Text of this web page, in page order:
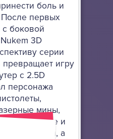
боль и
После первых
боковой
3D
серии
превращает игру
с 2.5D
персонажа
мины,
ружье и
установки, а